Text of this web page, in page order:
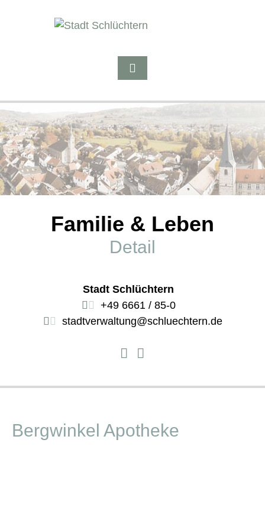
Familie & Leben
Detail
Stadt Schlüchtern
+49 6661 / 85-0
stadtverwaltung@schluechtern.de
Bergwinkel Apotheke